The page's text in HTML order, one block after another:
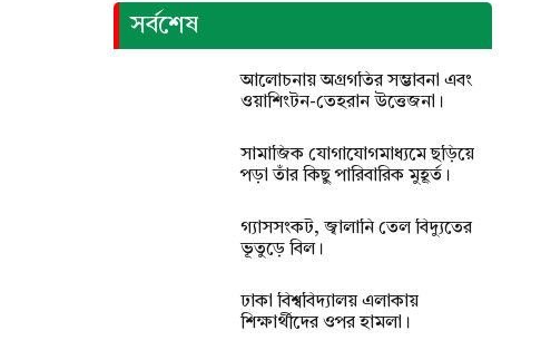
সামাজিক যোগাযোগমাধ্যমে ছড়িয়ে পড়া তাঁর কিছু পারিবারিক মুহূর্ত।
সর্বশেষ
আলোচনায় অগ্রগতির সম্ভাবনা এবং
ওয়াশিংটন-তেহরান উত্তেজনা।
সামাজিক যোগাযোগমাধ্যমে ছড়িয়ে
পড়া তাঁর কিছু পারিবারিক মুহূর্ত।
গ্যাসসংকট, জ্বালানি তেল বিদ্যুতের
ভূতুড়ে বিল।
ঢাকা বিশ্ববিদ্যালয় এলাকায়
শিক্ষার্থীদের ওপর হামলা।